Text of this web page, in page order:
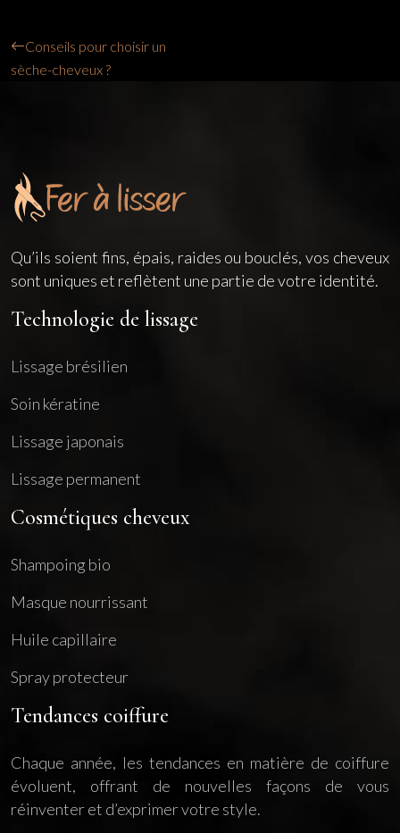
Conseils pour choisir un
sèche-cheveux ?
Qu’ils soient fins, épais, raides ou bouclés, vos cheveux
sont uniques et reflètent une partie de votre identité.
Technologie de lissage
Lissage brésilien
Soin kératine
Lissage japonais
Lissage permanent
Cosmétiques cheveux
Shampoing bio
Masque nourrissant
Huile capillaire
Spray protecteur
Tendances coiffure
Chaque année, les tendances en matière de coiffure
évoluent, offrant de nouvelles façons de vous
réinventer et d’exprimer votre style.